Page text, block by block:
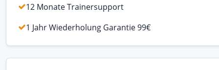
12 Monate Trainersupport
1 Jahr Wiederholung Garantie 99€